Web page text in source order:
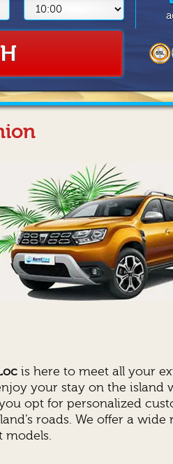
is here to meet all your
your stay on the island
opt for personalized
roads. We offer a wide
models.